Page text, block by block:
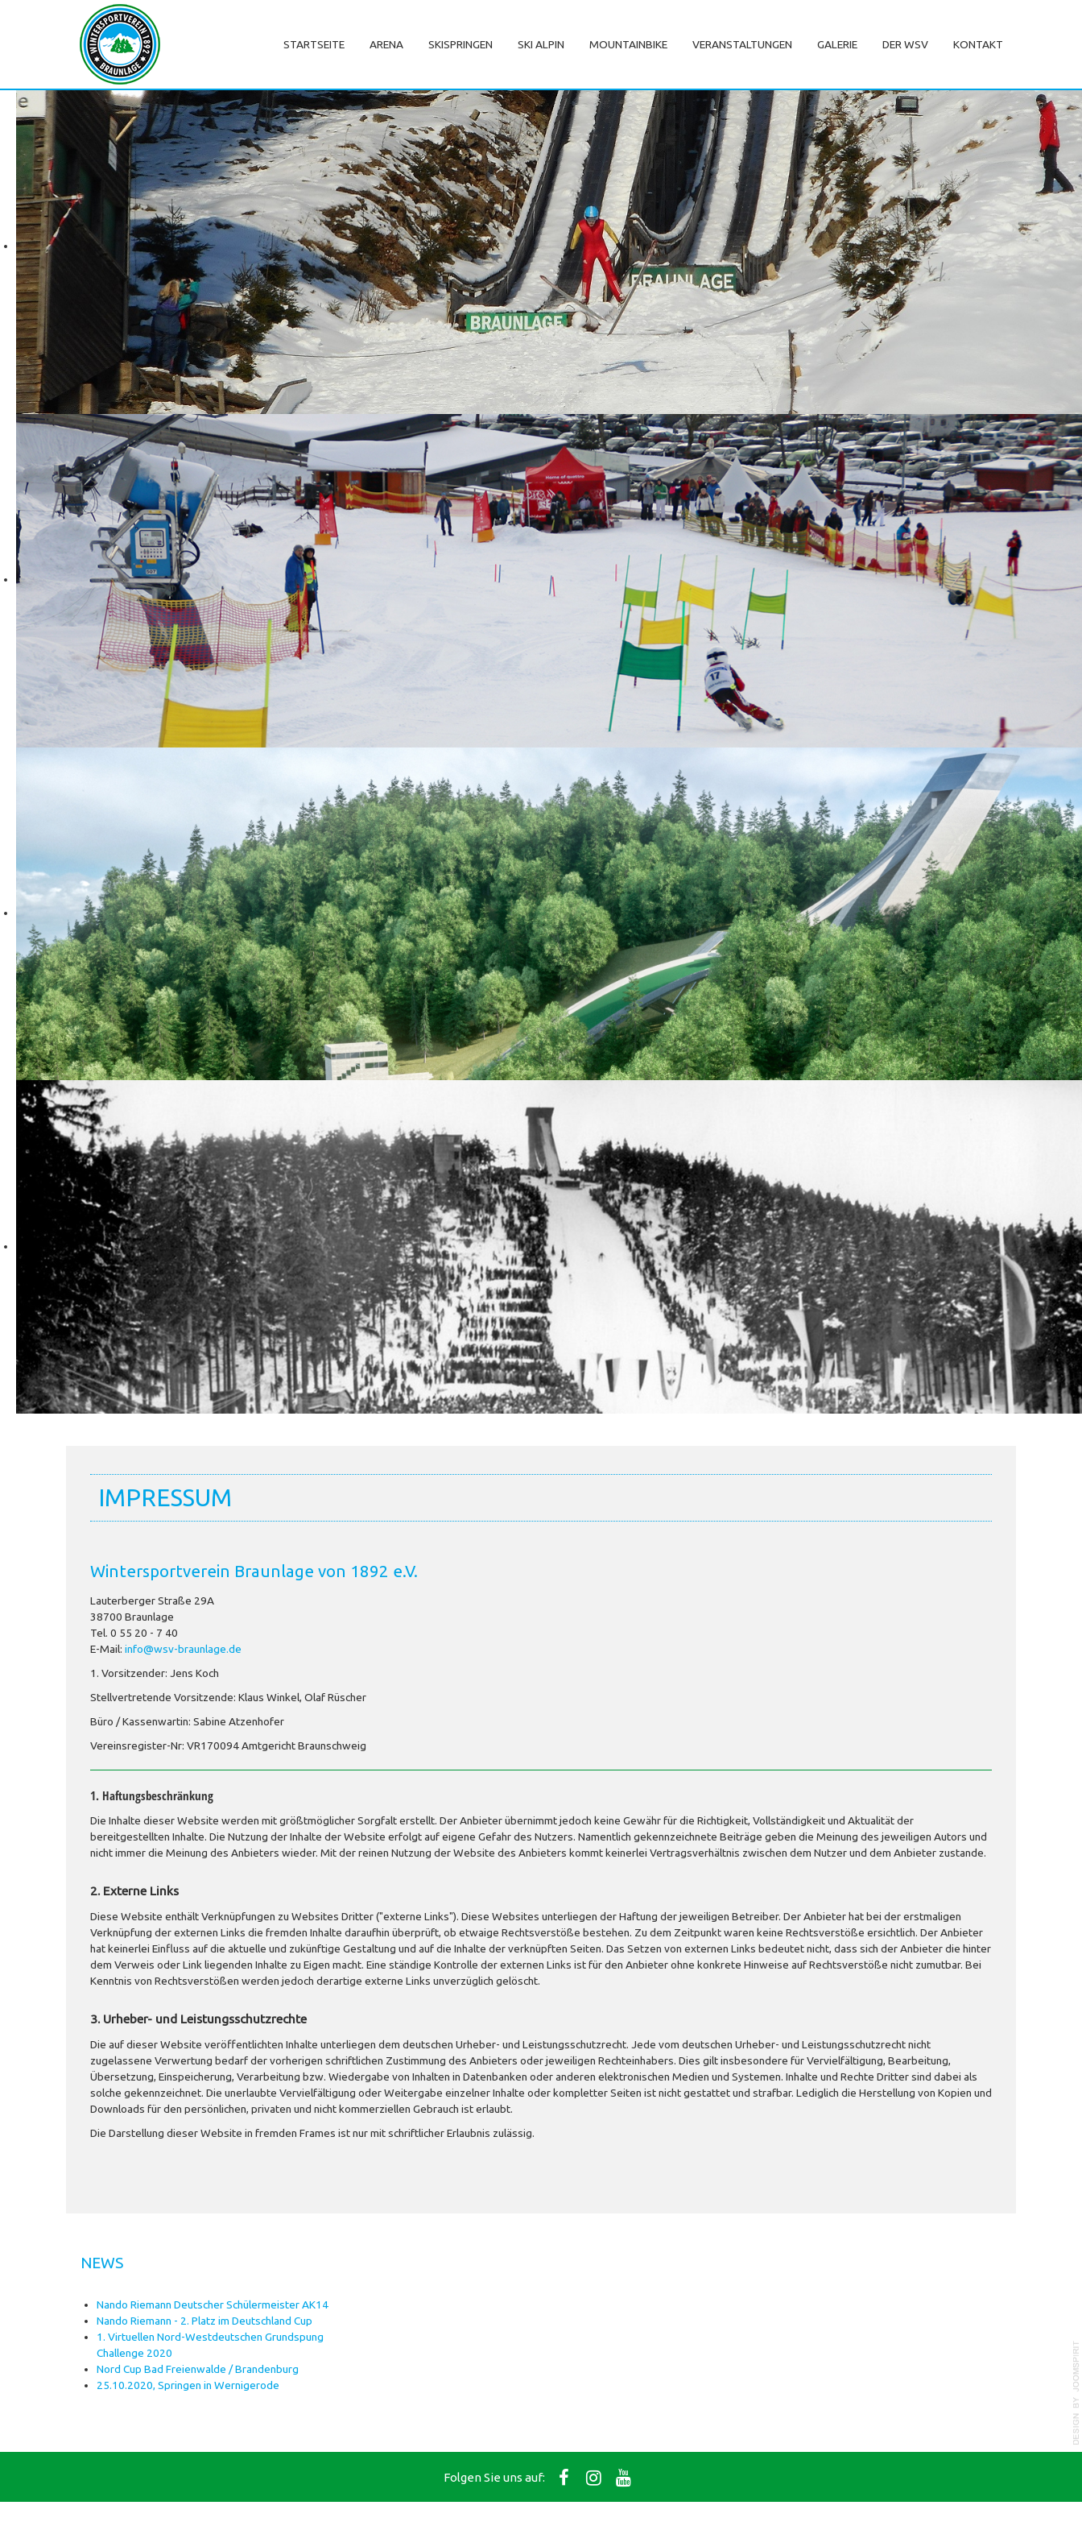
STARTSEITE ARENA SKISPRINGEN SKI ALPIN MOUNTAINBIKE VERANSTALTUNGEN GALERIE DER WSV KONTAKT
IMPRESSUM
Wintersportverein Braunlage von 1892 e.V.
Lauterberger Straße 29A
38700 Braunlage
Tel. 0 55 20 - 7 40
E-Mail: info@wsv-braunlage.de
1. Vorsitzender: Jens Koch
Stellvertretende Vorsitzende: Klaus Winkel, Olaf Rüscher
Büro / Kassenwartin: Sabine Atzenhofer
Vereinsregister-Nr: VR170094 Amtgericht Braunschweig
1. Haftungsbeschränkung
Die Inhalte dieser Website werden mit größtmöglicher Sorgfalt erstellt. Der Anbieter übernimmt jedoch keine Gewähr für die Richtigkeit, Vollständigkeit und Aktualität der
bereitgestellten Inhalte. Die Nutzung der Inhalte der Website erfolgt auf eigene Gefahr des Nutzers. Namentlich gekennzeichnete Beiträge geben die Meinung des jeweiligen Autors und
nicht immer die Meinung des Anbieters wieder. Mit der reinen Nutzung der Website des Anbieters kommt keinerlei Vertragsverhältnis zwischen dem Nutzer und dem Anbieter zustande.
2. Externe Links
Diese Website enthält Verknüpfungen zu Websites Dritter ("externe Links"). Diese Websites unterliegen der Haftung der jeweiligen Betreiber. Der Anbieter hat bei der erstmaligen
Verknüpfung der externen Links die fremden Inhalte daraufhin überprüft, ob etwaige Rechtsverstöße bestehen. Zu dem Zeitpunkt waren keine Rechtsverstöße ersichtlich. Der Anbieter
hat keinerlei Einfluss auf die aktuelle und zukünftige Gestaltung und auf die Inhalte der verknüpften Seiten. Das Setzen von externen Links bedeutet nicht, dass sich der Anbieter die hinter
dem Verweis oder Link liegenden Inhalte zu Eigen macht. Eine ständige Kontrolle der externen Links ist für den Anbieter ohne konkrete Hinweise auf Rechtsverstöße nicht zumutbar. Bei
Kenntnis von Rechtsverstößen werden jedoch derartige externe Links unverzüglich gelöscht.
3. Urheber- und Leistungsschutzrechte
Die auf dieser Website veröffentlichten Inhalte unterliegen dem deutschen Urheber- und Leistungsschutzrecht. Jede vom deutschen Urheber- und Leistungsschutzrecht nicht
zugelassene Verwertung bedarf der vorherigen schriftlichen Zustimmung des Anbieters oder jeweiligen Rechteinhabers. Dies gilt insbesondere für Vervielfältigung, Bearbeitung,
Übersetzung, Einspeicherung, Verarbeitung bzw. Wiedergabe von Inhalten in Datenbanken oder anderen elektronischen Medien und Systemen. Inhalte und Rechte Dritter sind dabei als
solche gekennzeichnet. Die unerlaubte Vervielfältigung oder Weitergabe einzelner Inhalte oder kompletter Seiten ist nicht gestattet und strafbar. Lediglich die Herstellung von Kopien und
Downloads für den persönlichen, privaten und nicht kommerziellen Gebrauch ist erlaubt.
Die Darstellung dieser Website in fremden Frames ist nur mit schriftlicher Erlaubnis zulässig.
NEWS
Nando Riemann Deutscher Schülermeister AK14
Nando Riemann - 2. Platz im Deutschland Cup
1. Virtuellen Nord-Westdeutschen Grundspung
Challenge 2020
Nord Cup Bad Freienwalde / Brandenburg
25.10.2020, Springen in Wernigerode
Folgen Sie uns auf: